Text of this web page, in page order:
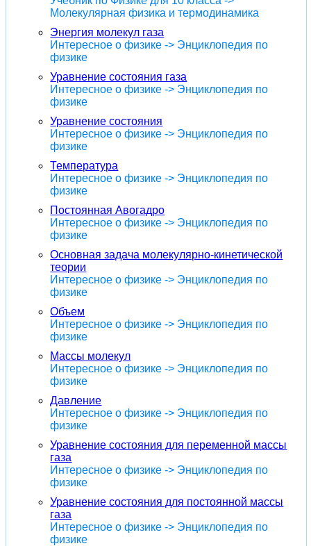
Молекулярная физика и термодинамика
Энергия молекул газа
Интересное о физике -> Энциклопедия по
физике
Уравнение состояния газа
Интересное о физике -> Энциклопедия по
физике
Уравнение состояния
Интересное о физике -> Энциклопедия по
физике
Температура
Интересное о физике -> Энциклопедия по
физике
Постоянная Авогадро
Интересное о физике -> Энциклопедия по
физике
Основная задача молекулярно-кинетической
теории
Интересное о физике -> Энциклопедия по
физике
Объем
Интересное о физике -> Энциклопедия по
физике
Массы молекул
Интересное о физике -> Энциклопедия по
физике
Давление
Интересное о физике -> Энциклопедия по
физике
Уравнение состояния для переменной массы
газа
Интересное о физике -> Энциклопедия по
физике
Уравнение состояния для постоянной массы
газа
Интересное о физике -> Энциклопедия по
физике